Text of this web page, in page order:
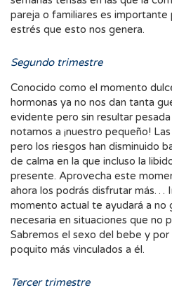
pareja o familiares es importante
estrés que esto nos genera.
Segundo trimestre
Conocido como el momento
hormonas ya no nos dan tanta
evidente pero sin resultar
notamos a ¡nuestro pequeño!
pero los riesgos han disminuido
de calma en la que incluso la
presente. Aprovecha este momento para hacer planes,
ahora los podrás disfrutar más…
momento actual te ayudará a no
necesaria en situaciones que no
Sabremos el sexo del bebe y
poquito más vinculados a él.
Tercer trimestre